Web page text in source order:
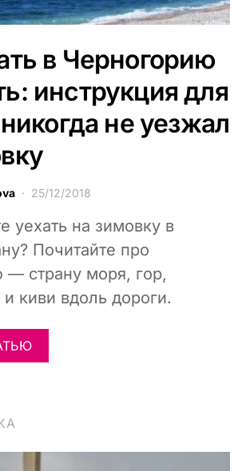
в Черногорию
инструкция для
не уезжал
25/12/2018
уехать на зимовку в
Почитайте про
— страну моря, гор,
киви вдоль дороги.